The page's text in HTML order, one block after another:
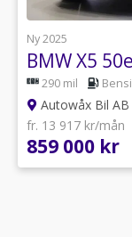
Ny 2025
BMW X5
290 mil
Autowåx Bil
fr. 13 917 kr/mån
859 000 kr